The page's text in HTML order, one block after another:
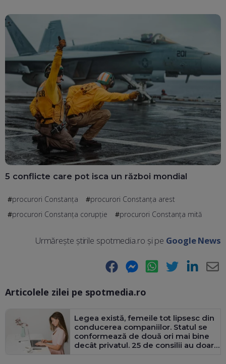
5 conflicte care pot isca un război mondial
procurori Constanța
procurori Constanța arest
procurori Constanța corupție
procurori Constanța mită
Urmărește știrile spotmedia.ro și pe Google News
Facebook Messenger WhatsApp Twitter LinkedIn
Articolele zilei pe spotmedia.ro
Legea există, femeile tot lipsesc din
conducerea companiilor. Statul se
conformează de două ori mai bine
decât privatul. 25 de consilii au doar